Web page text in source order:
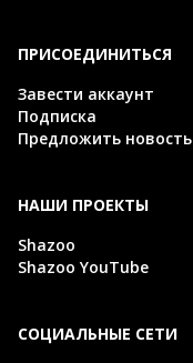
ПРИСОЕДИНИТЬСЯ
Завести аккаунт
Подписка
Предложить новость
НАШИ ПРОЕКТЫ
Shazoo
Shazoo YouTube
СОЦИАЛЬНЫЕ СЕТИ